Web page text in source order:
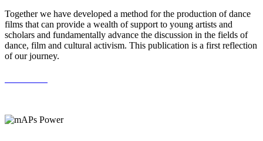
Together we have developed a method for the production of dance
films that can provide a wealth of support to young artists and
scholars and fundamentally advance the discussion in the fields of
dance, film and cultural activism. This publication is a first reflection
of our journey.